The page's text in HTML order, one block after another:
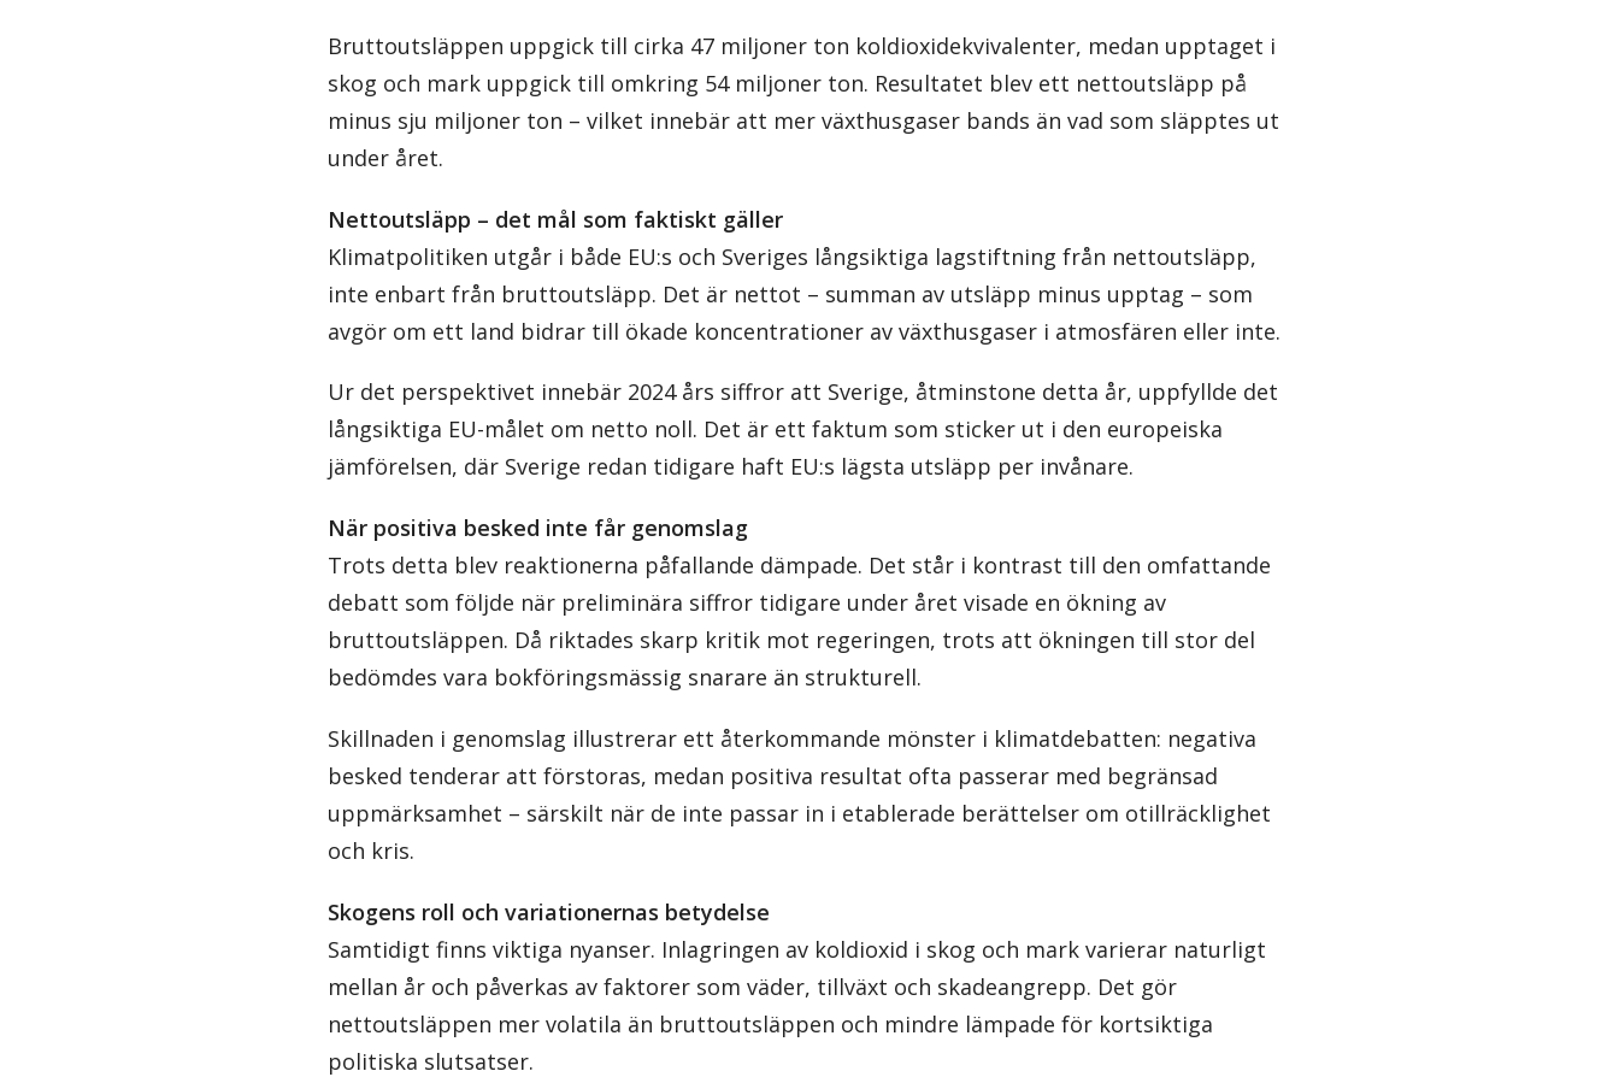
Bruttoutsläppen uppgick till cirka 47 miljoner ton koldioxidekvivalenter, medan upptaget i
skog och mark uppgick till omkring 54 miljoner ton. Resultatet blev ett nettoutsläpp på
minus sju miljoner ton – vilket innebär att mer växthusgaser bands än vad som släpptes ut
under året.
Nettoutsläpp – det mål som faktiskt gäller
Klimatpolitiken utgår i både EU:s och Sveriges långsiktiga lagstiftning från nettoutsläpp,
inte enbart från bruttoutsläpp. Det är nettot – summan av utsläpp minus upptag – som
avgör om ett land bidrar till ökade koncentrationer av växthusgaser i atmosfären eller inte.
Ur det perspektivet innebär 2024 års siffror att Sverige, åtminstone detta år, uppfyllde det
långsiktiga EU-målet om netto noll. Det är ett faktum som sticker ut i den europeiska
jämförelsen, där Sverige redan tidigare haft EU:s lägsta utsläpp per invånare.
När positiva besked inte får genomslag
Trots detta blev reaktionerna påfallande dämpade. Det står i kontrast till den omfattande
debatt som följde när preliminära siffror tidigare under året visade en ökning av
bruttoutsläppen. Då riktades skarp kritik mot regeringen, trots att ökningen till stor del
bedömdes vara bokföringsmässig snarare än strukturell.
Skillnaden i genomslag illustrerar ett återkommande mönster i klimatdebatten: negativa
besked tenderar att förstoras, medan positiva resultat ofta passerar med begränsad
uppmärksamhet – särskilt när de inte passar in i etablerade berättelser om otillräcklighet
och kris.
Skogens roll och variationernas betydelse
Samtidigt finns viktiga nyanser. Inlagringen av koldioxid i skog och mark varierar naturligt
mellan år och påverkas av faktorer som väder, tillväxt och skadeangrepp. Det gör
nettoutsläppen mer volatila än bruttoutsläppen och mindre lämpade för kortsiktiga
politiska slutsatser.